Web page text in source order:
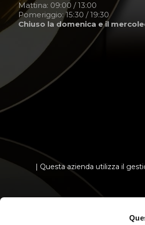
Mattina: 09:00 / 13:00
Pomeriggio: 15:30 / 19:30
Chiuso la domenica e il
| Questa azienda utilizza il